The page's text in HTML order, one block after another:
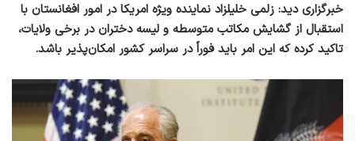
خبرگزاری دید: زلمی خلیلزاد نماینده ویژه امریکا در امور افغانستان با
استقبال از گشایش مکاتب متوسطه و لیسه دختران در برخی ولایات،
تاکید کرده که این امر باید فوراً در سراسر کشور امکان‌پذیر باشد.